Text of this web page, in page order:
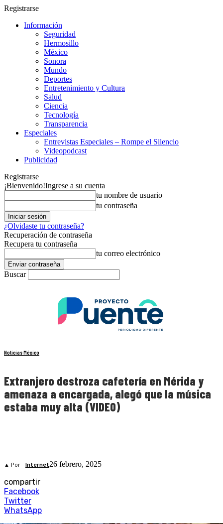
Registrarse
Información
Seguridad
Hermosillo
México
Sonora
Mundo
Deportes
Entretenimiento y Cultura
Salud
Ciencia
Tecnología
Transparencia
Especiales
Entrevistas Especiales – Rompe el Silencio
Videopodcast
Publicidad
Registrarse
¡Bienvenido!Ingrese a su cuenta
tu nombre de usuario
tu contraseña
¿Olvidaste tu contraseña?
Recuperación de contraseña
Recupera tu contraseña
tu correo electrónico
Buscar
Noticias México
Extranjero destroza cafetería en Mérida y
amenaza a encargada, alegó que la música
estaba muy alta (VIDEO)
▲ Por Internet26 febrero, 2025
compartir
Facebook
Twitter
WhatsApp